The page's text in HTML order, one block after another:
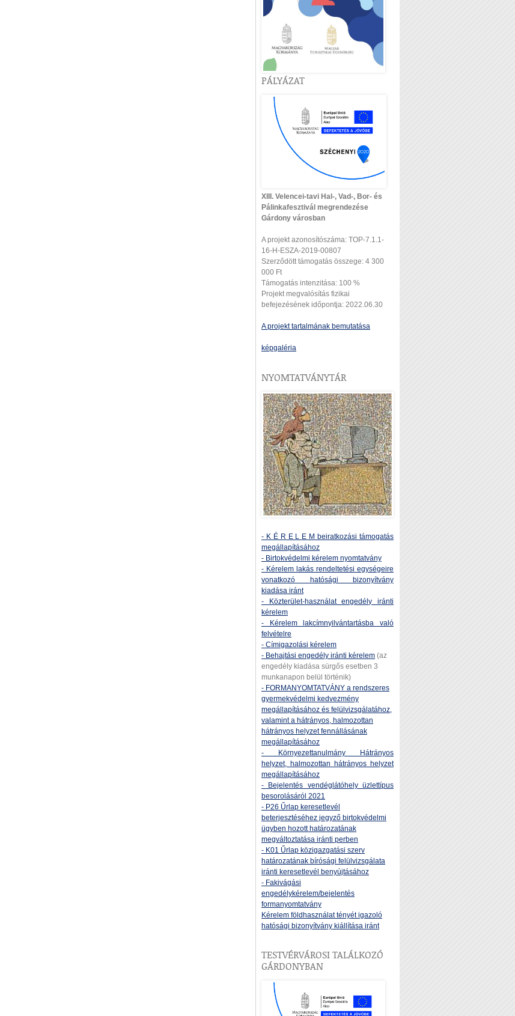
PÁLYÁZAT
XIII. Velencei-tavi Hal-, Vad-, Bor- és
Pálinkafesztivál megrendezése
Gárdony városban
A projekt azonosítószáma: TOP-7.1.1-
16-H-ESZA-2019-00807
Szerződött támogatás összege: 4 300
000 Ft
Támogatás intenzitása: 100 %
Projekt megvalósítás fizikai
befejezésének időpontja: 2022.06.30
A projekt tartalmának bemutatása
képgaléria
NYOMTATVÁNYTÁR
- K É R E L E M beiratkozási támogatás
megállapításához
- Birtokvédelmi kérelem nyomtatvány
- Kérelem lakás rendeltetési egységeire
vonatkozó hatósági bizonyítvány
kiadása iránt
- Közterület-használat engedély iránti
kérelem
- Kérelem lakcímnyilvántartásba való
felvételre
- Címigazolási kérelem
- Behajtási engedély iránti kérelem (az
engedély kiadása sürgős esetben 3
munkanapon belül történik)
- FORMANYOMTATVÁNY a rendszeres
gyermekvédelmi kedvezmény
megállapításához és felülvizsgálatához,
valamint a hátrányos, halmozottan
hátrányos helyzet fennállásának
megállapításához
- Környezettanulmány Hátrányos
helyzet, halmozottan hátrányos helyzet
megállapításához
- Bejelentés vendéglátóhely üzlettípus
besorolásáról 2021
- P26 Űrlap keresetlevél
beterjesztéséhez jegyző birtokvédelmi
ügyben hozott határozatának
megváltoztatása iránti perben
- K01 Űrlap közigazgatási szerv
határozatának bírósági felülvizsgálata
iránti keresetlevél benyújtásához
- Fakivágási
engedélykérelem/bejelentés
formanyomtatvány
Kérelem földhasználat tényét igazoló
hatósági bizonyítvány kiállítása iránt
TESTVÉRVÁROSI TALÁLKOZÓ
GÁRDONYBAN